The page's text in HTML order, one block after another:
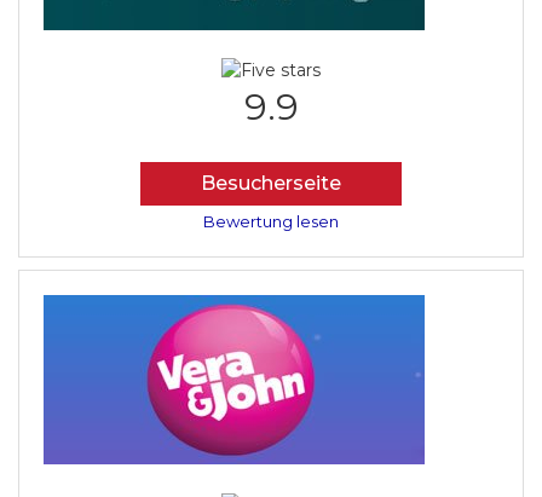
9.9
Besucherseite
Bewertung lesen